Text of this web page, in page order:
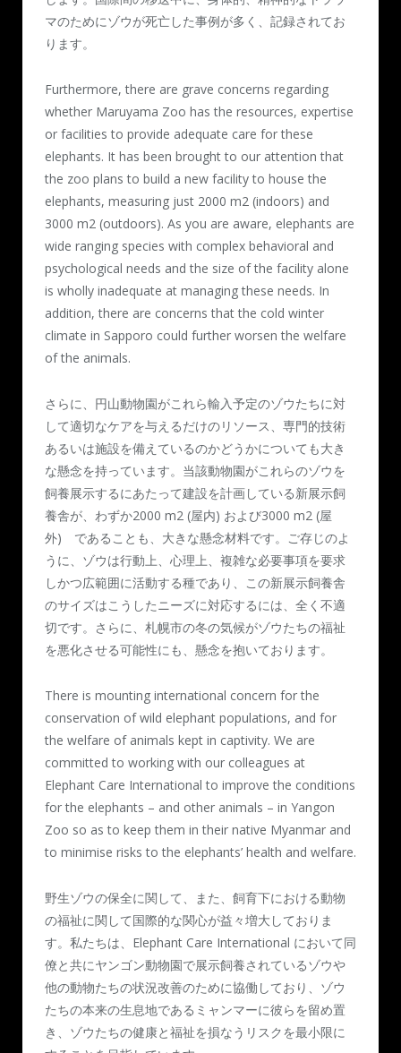
マのためにゾウが死亡した事例が多く、記録されてお
ります。
Furthermore, there are grave concerns regarding
whether Maruyama Zoo has the resources, expertise
or facilities to provide adequate care for these
elephants. It has been brought to our attention that
the zoo plans to build a new facility to house the
elephants, measuring just 2000 m2 (indoors) and
3000 m2 (outdoors). As you are aware, elephants are
wide ranging species with complex behavioral and
psychological needs and the size of the facility alone
is wholly inadequate at managing these needs. In
addition, there are concerns that the cold winter
climate in Sapporo could further worsen the welfare
of the animals.
さらに、円山動物園がこれら輸入予定のゾウたちに対
して適切なケアを与えるだけのリソース、専門的技術
あるいは施設を備えているのかどうかについても大き
な懸念を持っています。当該動物園がこれらのゾウを
飼養展示するにあたって建設を計画している新展示飼
養舎が、わずか2000 m2 (屋内) および3000 m2 (屋
外) であることも、大きな懸念材料です。ご存じのよ
うに、ゾウは行動上、心理上、複雑な必要事項を要求
しかつ広範囲に活動する種であり、この新展示飼養舎
のサイズはこうしたニーズに対応するには、全く不適
切です。さらに、札幌市の冬の気候がゾウたちの福祉
を悪化させる可能性にも、懸念を抱いております。
There is mounting international concern for the
conservation of wild elephant populations, and for
the welfare of animals kept in captivity. We are
committed to working with our colleagues at
Elephant Care International to improve the conditions
for the elephants – and other animals – in Yangon
Zoo so as to keep them in their native Myanmar and
to minimise risks to the elephants’ health and welfare.
野生ゾウの保全に関して、また、飼育下における動物
の福祉に関して国際的な関心が益々増大しておりま
す。私たちは、Elephant Care International において同
僚と共にヤンゴン動物園で展示飼養されているゾウや
他の動物たちの状況改善のために協働しており、ゾウ
たちの本来の生息地であるミャンマーに彼らを留め置
き、ゾウたちの健康と福祉を損なうリスクを最小限に